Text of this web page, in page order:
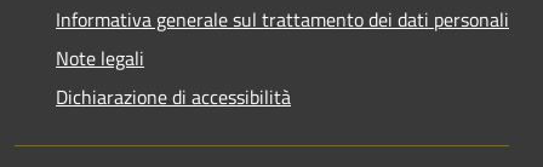
Informativa generale sul trattamento dei dati personali
Note legali
Dichiarazione di accessibilità